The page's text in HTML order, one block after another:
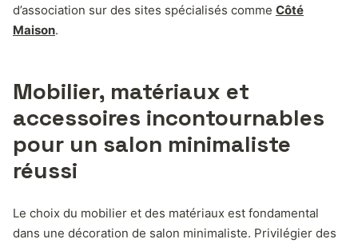
d’association sur des sites spécialisés comme Côté
Maison.
Mobilier, matériaux et
accessoires incontournables
pour un salon minimaliste
réussi
Le choix du mobilier et des matériaux est fondamental
dans une décoration de salon minimaliste. Privilégier des